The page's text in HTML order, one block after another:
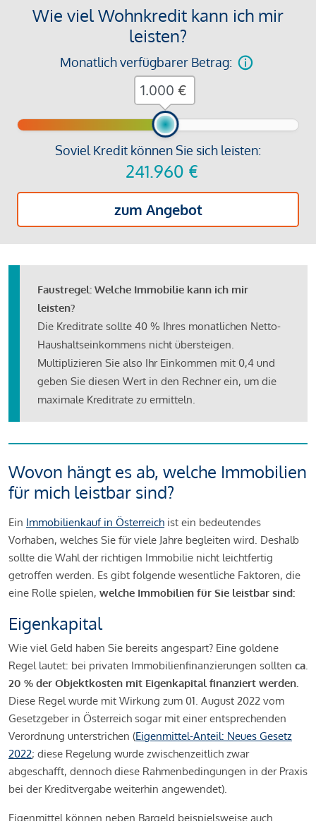
Wie viel Wohnkredit kann ich mir
leisten?
Monatlich verfügbarer Betrag:
Soviel Kredit können Sie sich leisten:
241.960 €
zum Angebot
€
Faustregel: Welche Immobilie kann ich mir
leisten?
Die Kreditrate sollte 40 % Ihres monatlichen Netto-
Haushaltseinkommens nicht übersteigen.
Multiplizieren Sie also Ihr Einkommen mit 0,4 und
geben Sie diesen Wert in den Rechner ein, um die
maximale Kreditrate zu ermitteln.
Wovon hängt es ab, welche Immobilien
für mich leistbar sind?
Ein Immobilienkauf in Österreich ist ein bedeutendes
Vorhaben, welches Sie für viele Jahre begleiten wird. Deshalb
sollte die Wahl der richtigen Immobilie nicht leichtfertig
getroffen werden. Es gibt folgende wesentliche Faktoren, die
eine Rolle spielen, welche Immobilien für Sie leistbar sind:
Eigenkapital
Wie viel Geld haben Sie bereits angespart? Eine goldene
Regel lautet: bei privaten Immobilienfinanzierungen sollten ca.
20 % der Objektkosten mit Eigenkapital finanziert werden.
Diese Regel wurde mit Wirkung zum 01. August 2022 vom
Gesetzgeber in Österreich sogar mit einer entsprechenden
Verordnung unterstrichen (Eigenmittel-Anteil: Neues Gesetz
2022; diese Regelung wurde zwischenzeitlich zwar
abgeschafft, dennoch diese Rahmenbedingungen in der Praxis
bei der Kreditvergabe weiterhin angewendet).
Eigenmittel können neben Bargeld beispielsweise auch